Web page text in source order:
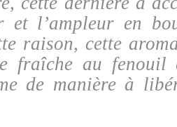
et l’ampleur en
raison, cette
fraîche au fenouil
de manière à